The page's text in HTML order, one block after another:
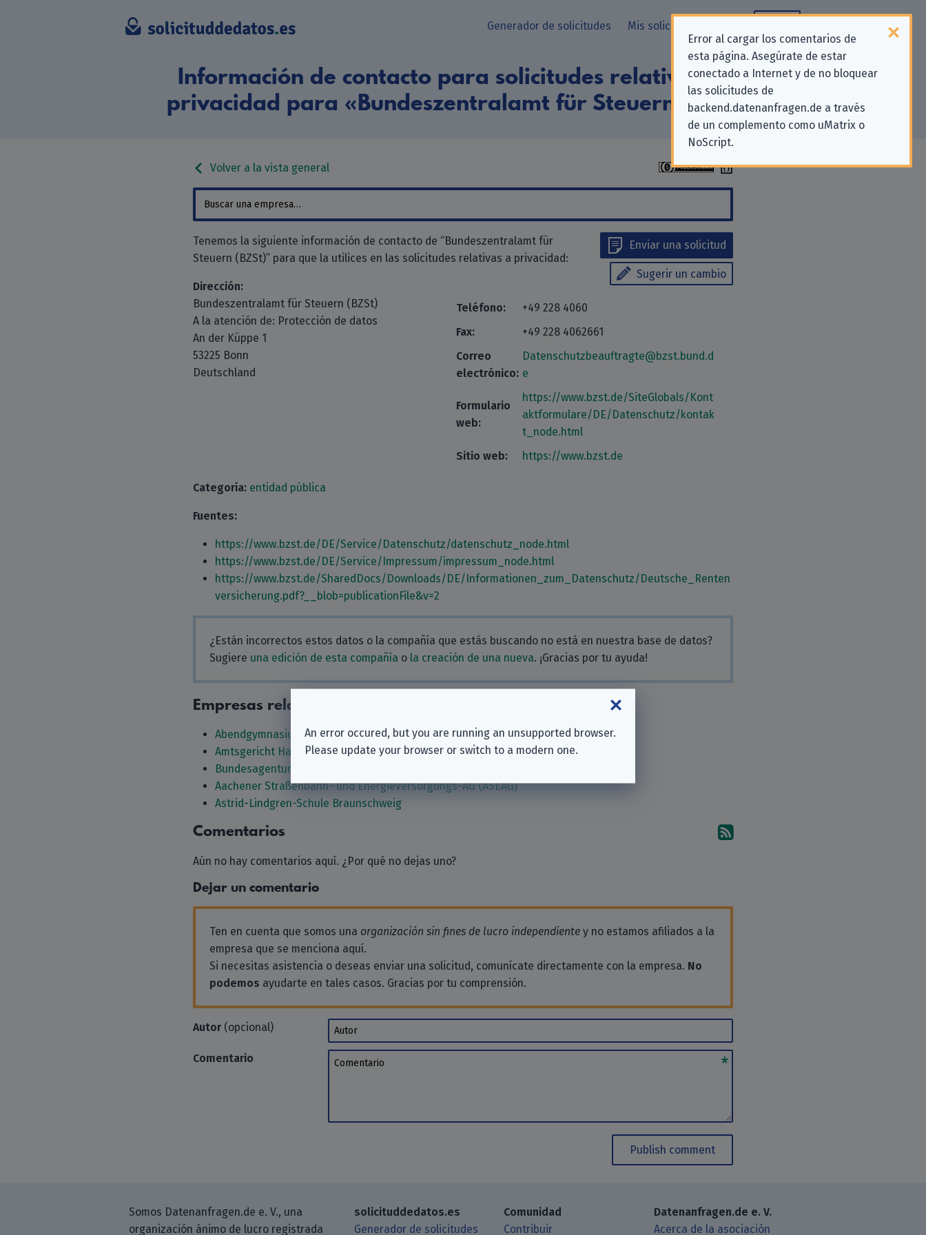
Error al cargar los comentarios de
esta página. Asegúrate de estar
conectado a Internet y de no bloquear
las solicitudes de
backend.datenanfragen.de a través
de un complemento como uMatrix o
NoScript.
Generador de solicitudes Mis solicitudes
Información de contacto para solicitudes relativas a la
privacidad para «Bundeszentralamt für Steuern (BZSt)»
Volver a la vista general
Enviar una solicitud
Sugerir un cambio
Tenemos la siguiente información de contacto de “Bundeszentralamt für
Steuern (BZSt)” para que la utilices en las solicitudes relativas a privacidad:
Dirección:
Bundeszentralamt für Steuern (BZSt)
A la atención de: Protección de datos
An der Küppe 1
53225 Bonn
Deutschland
Teléfono:
+49 228 4060
Fax:
+49 228 4062661
Correo
electrónico:
Datenschutzbeauftragte@bzst.bund.d
e
Formulario
web:
https://www.bzst.de/SiteGlobals/Kont
aktformulare/DE/Datenschutz/kontak
t_node.html
Sitio web:
https://www.bzst.de
Categoría: entidad pública
Fuentes:
https://www.bzst.de/DE/Service/Datenschutz/datenschutz_node.html
https://www.bzst.de/DE/Service/Impressum/impressum_node.html
https://www.bzst.de/SharedDocs/Downloads/DE/Informationen_zum_Datenschutz/Deutsche_Renten
versicherung.pdf?__blob=publicationFile&v=2
¿Están incorrectos estos datos o la compañía que estás buscando no está en nuestra base de datos?
Sugiere una edición de esta compañía o la creación de una nueva. ¡Gracias por tu ayuda!
Empresas relacionadas
Abendgymnasium Braunschweig
Amtsgericht Hagen
Bundesagentur für Arbeit (BA)
Aachener Straßenbahn- und Energieversorgungs-AG (ASEAG)
Astrid-Lindgren-Schule Braunschweig
Comentarios Suscríbete a los
Aún no hay comentarios aquí. ¿Por qué no dejas uno?
Dejar un comentario
Ten en cuenta que somos una organización sin fines de lucro independiente y no estamos afiliados a la
empresa que se menciona aquí.
Si necesitas asistencia o deseas enviar una solicitud, comunícate directamente con la empresa. No
podemos ayudarte en tales casos. Gracias por tu comprensión.
Autor(opcional) Autor
Comentario Comentario
Publish comment
Somos Datenanfragen.de e. V., una
organización ánimo de lucro registrada
solicituddedatos.es
Generador de solicitudes
Comunidad
Contribuir
Datenanfragen.de e. V.
Acerca de la asociación
An error occured, but you are running an unsupported browser.
Please update your browser or switch to a modern one.